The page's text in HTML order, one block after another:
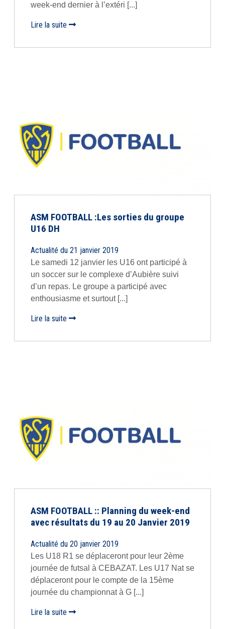
week-end dernier à l’extéri [...]
Lire la suite
ASM FOOTBALL :Les sorties du groupe
U16 DH
Actualité du 21 janvier 2019
Le samedi 12 janvier les U16 ont participé à
un soccer sur le complexe d’Aubière suivi
d’un repas. Le groupe a participé avec
enthousiasme et surtout [...]
Lire la suite
ASM FOOTBALL :: Planning du week-end
avec résultats du 19 au 20 Janvier 2019
Actualité du 20 janvier 2019
Les U18 R1 se déplaceront pour leur 2ème
journée de futsal à CEBAZAT. Les U17 Nat se
déplaceront pour le compte de la 15ème
journée du championnat à G [...]
Lire la suite